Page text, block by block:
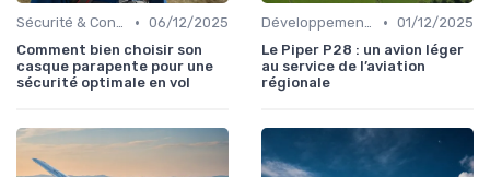
Sécurité & Conformité • 06/12/2025
Comment bien choisir son
casque parapente pour une
sécurité optimale en vol
Développement Durable • 01/12/2025
Le Piper P28 : un avion léger
au service de l’aviation
régionale